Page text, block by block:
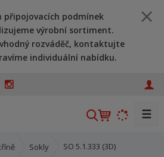
připojovacích podmínek
výrobní sortiment.
rozváděč, kontaktujte
individuální nabídku.
V
h
☰
Sokly SO 5.1.333 (3D)